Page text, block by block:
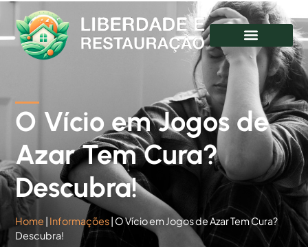
O Vício em Jogos de
Azar Tem Cura?
Descubra!
Home | Informações| O Vício em Jogos de Azar Tem Cura?
Descubra!